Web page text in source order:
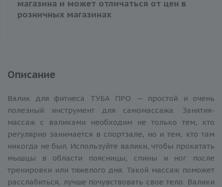
магазина и может отличаться от цен в
розничных магазинах
Описание
Валик для фитнеса ТУБА ПРО — простой и очень
полезный инструмент для самомассажа. Занятия-
массаж с валиками необходим не только тем, кто
регулярно занимается в спортзале, но и тем, кто там
никогда не был. Используйте валики, чтобы прокатать
мышцы в области поясницы, спины и ног после
тренировки или тяжелого дня. Такой массаж поможет
расслабиться, лучше почувствовать свое тело. Валики